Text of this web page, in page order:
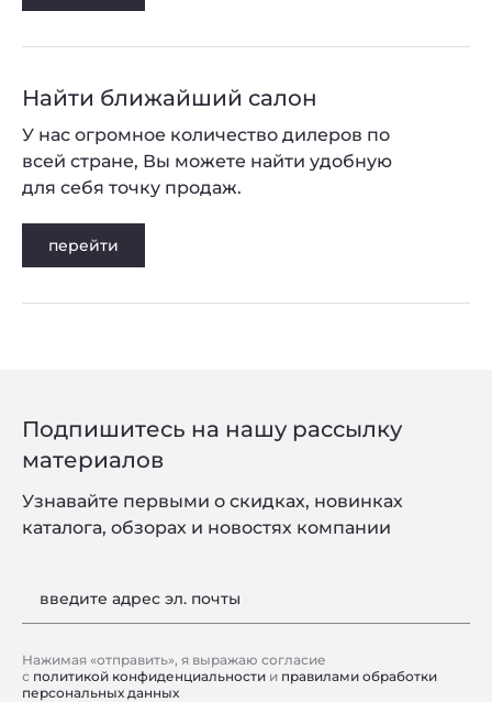
Найти ближайший салон
перейти
У нас огромное количество дилеров по
всей стране, Вы можете найти удобную
для себя точку продаж.
Подпишитесь на нашу рассылку
материалов
Узнавайте первыми о скидках, новинках
каталога, обзорах и новостях компании
введите адрес эл. почты
Нажимая «отправить», я выражаю согласие
с политикой конфиденциальности и правилами обработки
персональных данных